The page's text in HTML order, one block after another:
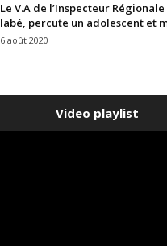
Le V.A de l’Inspecteur
labé, percute un adolescent et
6 août 2020
Video playlist